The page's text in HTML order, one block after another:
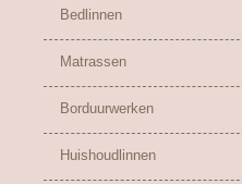
Bedlinnen
Matrassen
Borduurwerken
Huishoudlinnen